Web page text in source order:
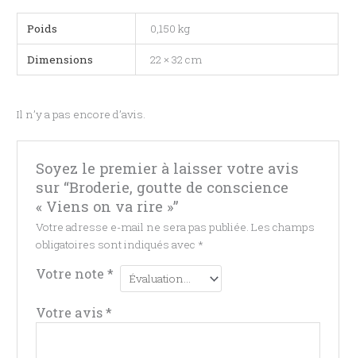
Poids 0,150 kg
Dimensions 22 × 32 cm
Il n’y a pas encore d’avis.
Soyez le premier à laisser votre avis
sur “Broderie, goutte de conscience
« Viens on va rire »”
Votre adresse e-mail ne sera pas publiée. Les champs
obligatoires sont indiqués avec *
Votre note *
Votre avis*